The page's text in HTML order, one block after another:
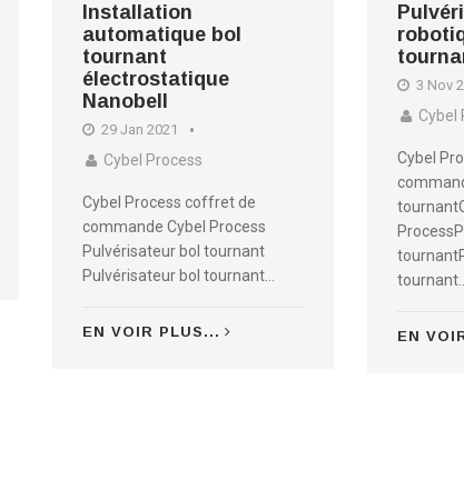
Installation
automatique bol
tournant
électrostatique
Nanobell
29 Jan 2021
Cybel Process
Cybel Process coffret de
commande Cybel Process
Pulvérisateur bol tournant
Pulvérisateur bol tournant...
EN VOIR PLUS...
3 Nov
Cybel
Cybel
EN